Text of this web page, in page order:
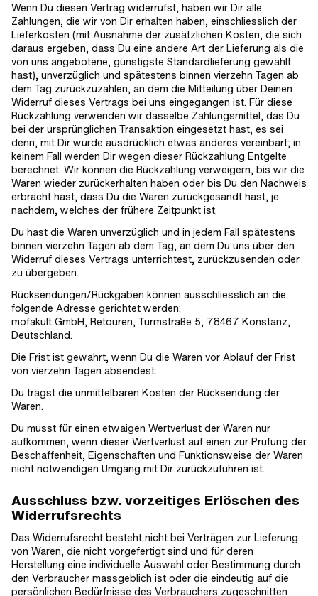
Wenn Du diesen Vertrag widerrufst, haben wir Dir alle
Zahlungen, die wir von Dir erhalten haben, einschliesslich der
Lieferkosten (mit Ausnahme der zusätzlichen Kosten, die sich
daraus ergeben, dass Du eine andere Art der Lieferung als die
von uns angebotene, günstigste Standardlieferung gewählt
hast), unverzüglich und spätestens binnen vierzehn Tagen ab
dem Tag zurückzuzahlen, an dem die Mitteilung über Deinen
Widerruf dieses Vertrags bei uns eingegangen ist. Für diese
Rückzahlung verwenden wir dasselbe Zahlungsmittel, das Du
bei der ursprünglichen Transaktion eingesetzt hast, es sei
denn, mit Dir wurde ausdrücklich etwas anderes vereinbart; in
keinem Fall werden Dir wegen dieser Rückzahlung Entgelte
berechnet. Wir können die Rückzahlung verweigern, bis wir die
Waren wieder zurückerhalten haben oder bis Du den Nachweis
erbracht hast, dass Du die Waren zurückgesandt hast, je
nachdem, welches der frühere Zeitpunkt ist.
Du hast die Waren unverzüglich und in jedem Fall spätestens
binnen vierzehn Tagen ab dem Tag, an dem Du uns über den
Widerruf dieses Vertrags unterrichtest, zurückzusenden oder
zu übergeben.
Rücksendungen/Rückgaben können ausschliesslich an die
folgende Adresse gerichtet werden:
mofakult GmbH, Retouren, Turmstraße 5, 78467 Konstanz,
Deutschland.
Die Frist ist gewahrt, wenn Du die Waren vor Ablauf der Frist
von vierzehn Tagen absendest.
Du trägst die unmittelbaren Kosten der Rücksendung der
Waren.
Du musst für einen etwaigen Wertverlust der Waren nur
aufkommen, wenn dieser Wertverlust auf einen zur Prüfung der
Beschaffenheit, Eigenschaften und Funktionsweise der Waren
nicht notwendigen Umgang mit Dir zurückzuführen ist.
Ausschluss bzw. vorzeitiges Erlöschen des
Widerrufsrechts
Das Widerrufsrecht besteht nicht bei Verträgen zur Lieferung
von Waren, die nicht vorgefertigt sind und für deren
Herstellung eine individuelle Auswahl oder Bestimmung durch
den Verbraucher massgeblich ist oder die eindeutig auf die
persönlichen Bedürfnisse des Verbrauchers zugeschnitten